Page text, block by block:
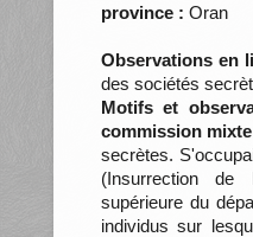
province : Oran
Observations en
des sociétés
Motifs et
commission
secrètes.
(Insurrection de
supérieure du
individus sur